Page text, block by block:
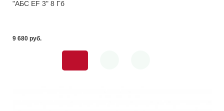
"АБС EF 3" 8 Гб
9 680 pуб.